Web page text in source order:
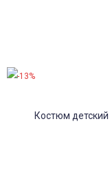
-13%